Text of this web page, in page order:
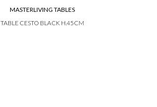
MASTERLIVING TABLES
TABLE CESTO BLACK H.45CM